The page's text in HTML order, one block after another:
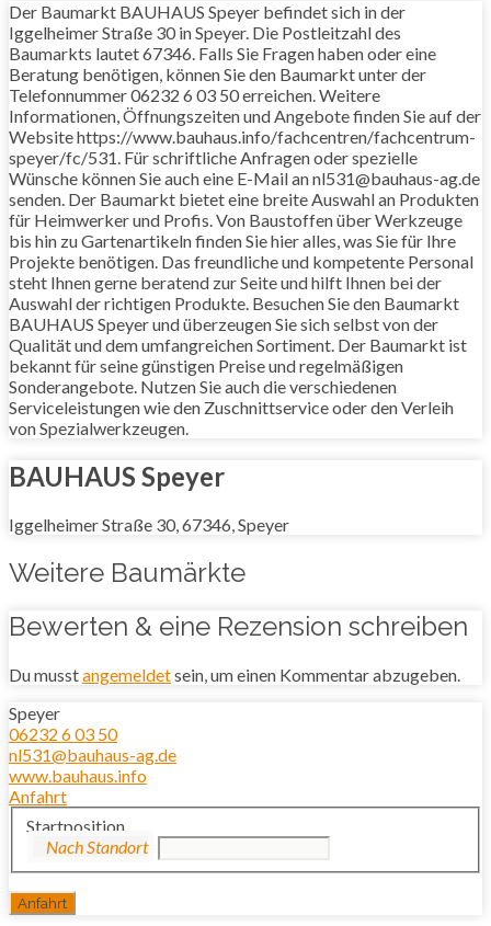
Der Baumarkt BAUHAUS Speyer befindet sich in der
Iggelheimer Straße 30 in Speyer. Die Postleitzahl des
Baumarkts lautet 67346. Falls Sie Fragen haben oder eine
Beratung benötigen, können Sie den Baumarkt unter der
Telefonnummer 06232 6 03 50 erreichen. Weitere
Informationen, Öffnungszeiten und Angebote finden Sie auf der
Website https://www.bauhaus.info/fachcentren/fachcentrum-
speyer/fc/531. Für schriftliche Anfragen oder spezielle
Wünsche können Sie auch eine E-Mail an nl531@bauhaus-ag.de
senden. Der Baumarkt bietet eine breite Auswahl an Produkten
für Heimwerker und Profis. Von Baustoffen über Werkzeuge
bis hin zu Gartenartikeln finden Sie hier alles, was Sie für Ihre
Projekte benötigen. Das freundliche und kompetente Personal
steht Ihnen gerne beratend zur Seite und hilft Ihnen bei der
Auswahl der richtigen Produkte. Besuchen Sie den Baumarkt
BAUHAUS Speyer und überzeugen Sie sich selbst von der
Qualität und dem umfangreichen Sortiment. Der Baumarkt ist
bekannt für seine günstigen Preise und regelmäßigen
Sonderangebote. Nutzen Sie auch die verschiedenen
Serviceleistungen wie den Zuschnittservice oder den Verleih
von Spezialwerkzeugen.
BAUHAUS Speyer
Iggelheimer Straße 30, 67346, Speyer
Weitere Baumärkte
Bewerten & eine Rezension schreiben
Du musstangemeldetsein, um einen Kommentar abzugeben.
Speyer
06232 6 03 50
nl531@bauhaus-ag.de
www.bauhaus.info
Anfahrt
Startposition